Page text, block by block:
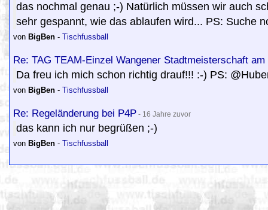
das nochmal genau ;-) Natürlich müssen wir auch
sehr gespannt, wie das ablaufen wird... PS: Suche
von BigBen - Tischfussball
Re: TAG TEAM-Einzel Wangener Stadtmeisterschaft am
Da freu ich mich schon richtig drauf!!! :-) PS:
von BigBen - Tischfussball
Re: Regeländerung bei P4P - 16 Jahre zuvor
das kann ich nur begrüßen ;-)
von BigBen - Tischfussball